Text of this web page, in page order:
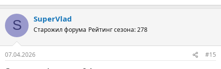
S SuperVlad
Старожил форума Рейтинг сезона: 278
07.04.2026 #15